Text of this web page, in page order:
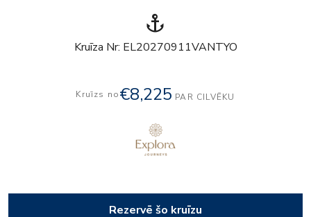
anchor
Kruīza Nr: EL20270911VANTYO
Kruīzs no€8,225 PAR CILVĒKU
Rezervē šo kruīzu